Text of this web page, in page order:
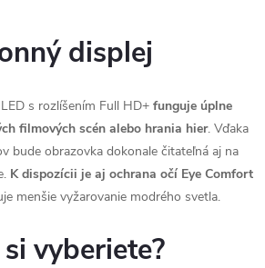
displej
s rozlíšením Full HD+ funguje úplne
filmových scén alebo hrania hier. Vďaka
bude obrazovka dokonale čitateľná aj na
K dispozícii je aj ochrana očí Eye Comfort
menšie vyžarovanie modrého svetla.
vyberiete?